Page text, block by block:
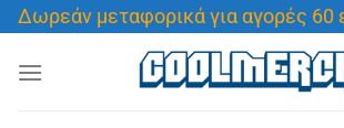
Μετάβαση
στο
περιεχόμενο
Δωρεάν μεταφορικά για αγορές 60